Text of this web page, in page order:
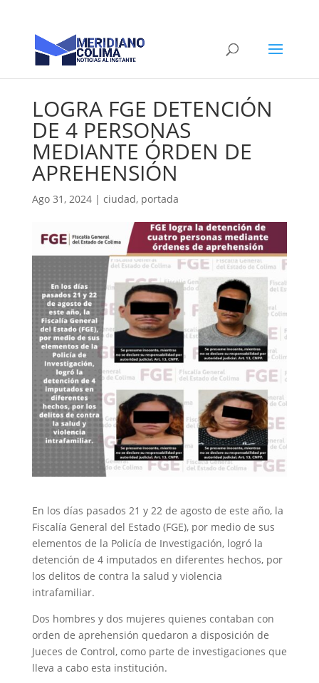
LOGRA FGE DETENCIÓN
DE 4 PERSONAS
MEDIANTE ÓRDEN DE
APREHENSIÓN
Ago 31, 2024| ciudad, portada
En los días pasados 21 y 22 de agosto de este año, la
Fiscalía General del Estado (FGE), por medio de sus
elementos de la Policía de Investigación, logró la
detención de 4 imputados en diferentes hechos, por
los delitos de contra la salud y violencia
intrafamiliar.
Dos hombres y dos mujeres quienes contaban con
orden de aprehensión quedaron a disposición de
Jueces de Control, como parte de investigaciones que
lleva a cabo esta institución.